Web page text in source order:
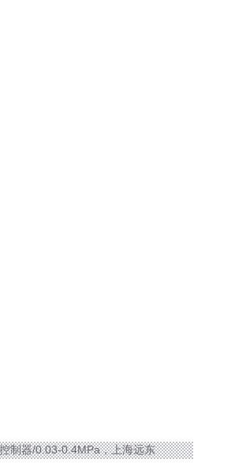
制器/0.03-0.4MPa，上海远东